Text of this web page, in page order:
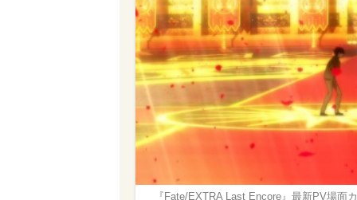
『Fate/EXTRA Last Encore』最新PV場面